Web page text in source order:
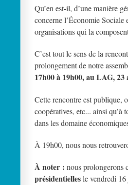
Qu’en est-il, d’une manière
concerne l’Économie Sociale
organisations qui la
C’est tout le sens de la
prolongement de notre
17h00 à 19h00, au LAG,
Cette rencontre est publique,
coopératives, etc... ainsi qu’à
dans les domaine
À 19h00, nous nous
À noter : nous prolongerons
présidentiellesle vendredi 16